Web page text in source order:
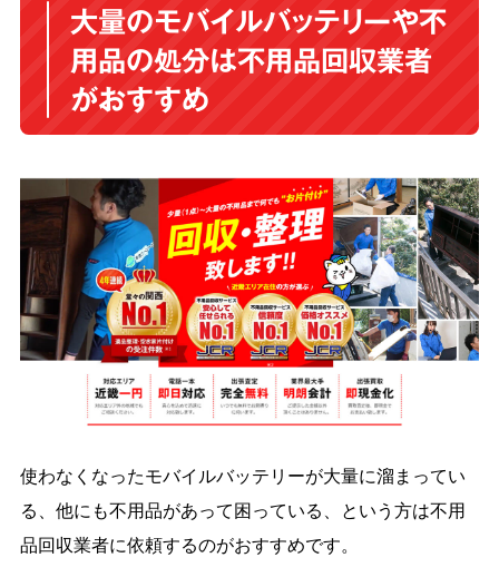
大量のモバイルバッテリーや不
用品の処分は不用品回収業者
がおすすめ
使わなくなったモバイルバッテリーが大量に溜まってい
る、他にも不用品があって困っている、という方は不用
品回収業者に依頼するのがおすすめです。